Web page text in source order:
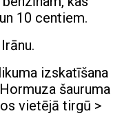
10 centiem.
izskatīšana
šauruma
vietējā tirgū >